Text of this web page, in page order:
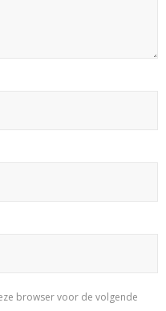
browser voor de volgende